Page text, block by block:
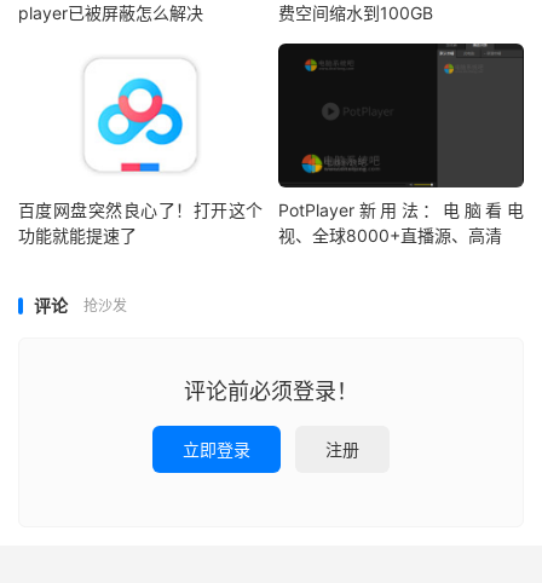
player已被屏蔽怎么解决
费空间缩水到100GB
百度网盘突然良心了！打开这个
功能就能提速了
PotPlayer新用法：电脑看电
视、全球8000+直播源、高清
评论 抢沙发
评论前必须登录！
立即登录 注册